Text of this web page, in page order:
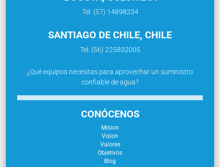
Tel. (57) 14898234
SANTIAGO DE CHILE, CHILE
Tel. (56) 225832005
¿Qué equipos necesitas para aprovechar un suministro
confiable de agua?
CONÓCENOS
Mision
Vision
Valores
Objetivos
Blog